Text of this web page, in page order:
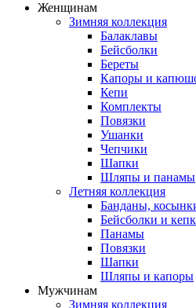
Женщинам
Зимняя коллекция
Балаклавы
Бейсболки
Береты
Капоры и
Кепи
Комплекты
Повязки
Ушанки
Чепчики
Шапки
Шляпы и панамы
Летняя коллекция
Банданы,
Бейсболки и
Панамы
Повязки
Шапки
Шляпы и капоры
Мужчинам
Зимняя коллекция